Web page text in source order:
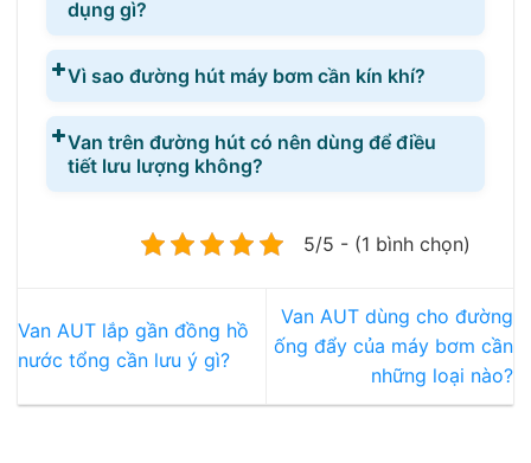
dụng gì?
Vì sao đường hút máy bơm cần kín khí?
Van trên đường hút có nên dùng để điều
tiết lưu lượng không?
5/5 - (1 bình chọn)
Van AUT lắp gần đồng hồ
nước tổng cần lưu ý gì?
Van AUT dùng cho đường
ống đẩy của máy bơm cần
những loại nào?